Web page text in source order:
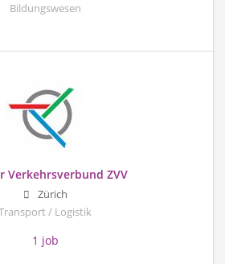
Bildungswesen
Verkehrsverbund ZVV
Zürich
/ Logistik
1 job